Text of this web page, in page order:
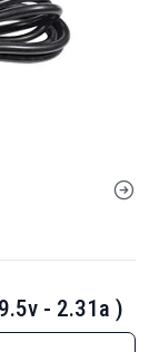
- 2.31a )